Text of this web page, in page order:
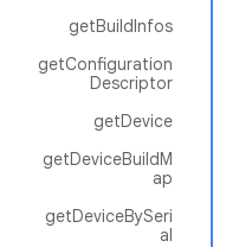
getBuildInfos
getConfiguration
Descriptor
getDevice
getDeviceBuildM
ap
getDeviceBySeri
al